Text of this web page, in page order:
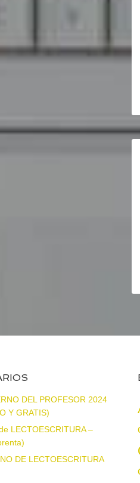
DEL PROFESOR 2024
Y GRATIS)
LECTOESCRITURA –
DE LECTOESCRITURA